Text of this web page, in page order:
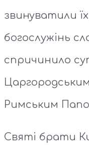
звинуватили
богослужінь
спричинило
Римським
Святі брати